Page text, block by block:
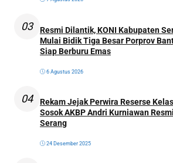
03
Resmi Dilantik, KONI Kabupaten
Mulai Bidik Tiga Besar Porprov
Siap Berburu Emas
6 Agustus 2026
04
Rekam Jejak Perwira Reserse
Sosok AKBP Andri Kurniawan
Serang
24 Desember 2025